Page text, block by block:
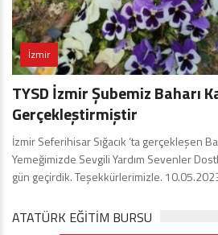
İzmir
TYSD İzmir Şubemiz Baharı
Gerçekleştirmiştir
İzmir Seferihisar Sığacık ‘ta gerçekleşen
Yemeğimizde Sevgili Yardım Sevenler
gün geçirdik. Teşekkürlerimizle.
ATATÜRK EĞITIM BURSU